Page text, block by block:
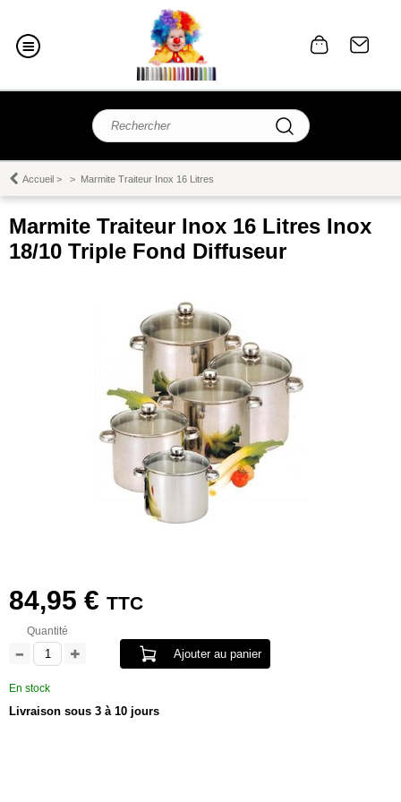
Accueil > > Marmite Traiteur Inox 16 Litres
Marmite Traiteur Inox 16 Litres Inox
18/10 Triple Fond Diffuseur
84,95 € TTC
Quantité
Ajouter au panier
En stock
Livraison sous 3 à 10 jours